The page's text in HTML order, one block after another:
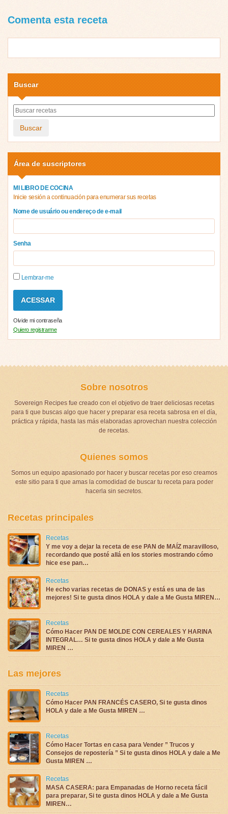
Comenta esta receta
Buscar
Buscar
Área de suscriptores
MI LIBRO DE COCINA
Inicie sesión a continuación para enumerar sus recetas
Nome de usuário ou endereço de e-mail
Senha
Lembrar-me
Olvide mi contraseña
Quiero registrarme
Sobre nosotros
Sovereign Recipes fue creado con el objetivo de traer deliciosas recetas
para ti que buscas algo que hacer y preparar esa receta sabrosa en el día,
práctica y rápida, hasta las más elaboradas aprovechan nuestra colección
de recetas.
Quienes somos
Somos un equipo apasionado por hacer y buscar recetas por eso creamos
este sitio para ti que amas la comodidad de buscar tu receta para poder
hacerla sin secretos.
Recetas principales
Recetas
Y me voy a dejar la receta de ese PAN de MAÍZ maravilloso,
recordando que posté allá en los stories mostrando cómo
hice ese pan…
Recetas
He echo varias recetas de DONAS y está es una de las
mejores! Si te gusta dinos HOLA y dale a Me Gusta MIREN…
Recetas
Cómo Hacer PAN DE MOLDE CON CEREALES Y HARINA
INTEGRAL… Si te gusta dinos HOLA y dale a Me Gusta
MIREN …
Las mejores
Recetas
Cómo Hacer PAN FRANCÉS CASERO, Si te gusta dinos
HOLA y dale a Me Gusta MIREN …
Recetas
Cómo Hacer Tortas en casa para Vender ” Trucos y
Consejos de repostería ” Si te gusta dinos HOLA y dale a Me
Gusta MIREN …
Recetas
MASA CASERA: para Empanadas de Horno receta fácil
para preparar, Si te gusta dinos HOLA y dale a Me Gusta
MIREN…